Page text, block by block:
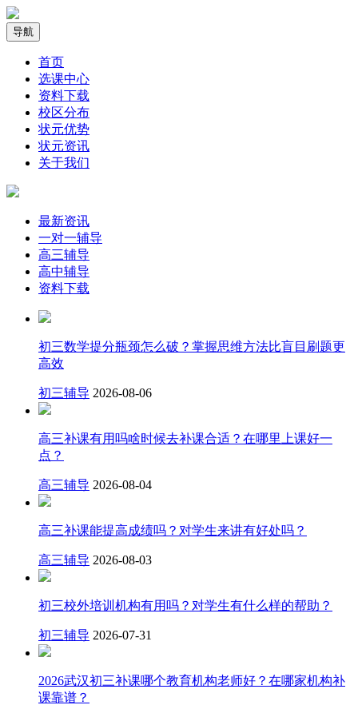
导航
首页
选课中心
资料下载
校区分布
状元优势
状元资讯
关于我们
最新资讯
一对一辅导
高三辅导
高中辅导
资料下载
​初三数学提分瓶颈怎么破？掌握思维方法比盲目刷题更
高效
初三辅导 2026-08-06
高三补课有用吗啥时候去补课合适？在哪里上课好一
点？
高三辅导 2026-08-04
高三补课能提高成绩吗？对学生来讲有好处吗？
高三辅导 2026-08-03
初三校外培训机构有用吗？对学生有什么样的帮助？
初三辅导 2026-07-31
2026武汉初三补课哪个教育机构老师好？在哪家机构补
课靠谱？